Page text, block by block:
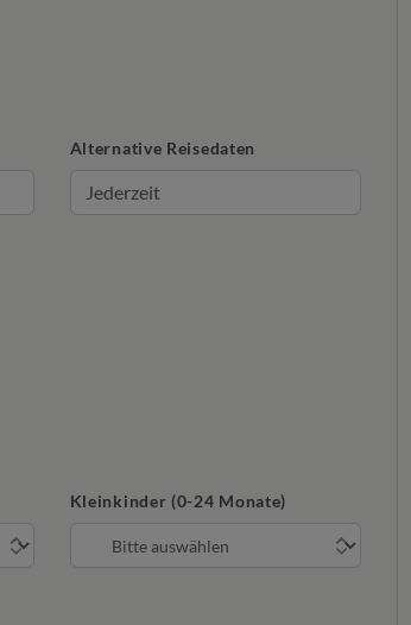
Alternative Reisedaten
Kleinkinder (0-24 Monate)